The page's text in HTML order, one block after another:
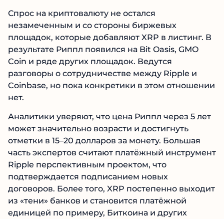
Спрос на криптовалюту не остался
незамеченным и со стороны биржевых
площадок, которые добавляют XRP в листинг. В
результате Риппл появился на Bit Oasis, GMO
Coin и ряде других площадок. Ведутся
разговоры о сотрудничестве между Ripple и
Coinbase, но пока конкретики в этом отношении
нет.
Аналитики уверяют, что цена Риппл через 5 лет
может значительно возрасти и достигнуть
отметки в 15–20 долларов за монету. Большая
часть экспертов считают платёжный инструмент
Ripple перспективным проектом, что
подтверждается подписанием новых
договоров. Более того, XRP постепенно выходит
из «тени» банков и становится платёжной
единицей по примеру, Биткоина и других